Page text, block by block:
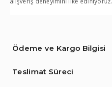
Ödeme ve Kargo Bilgisi
Teslimat Süreci